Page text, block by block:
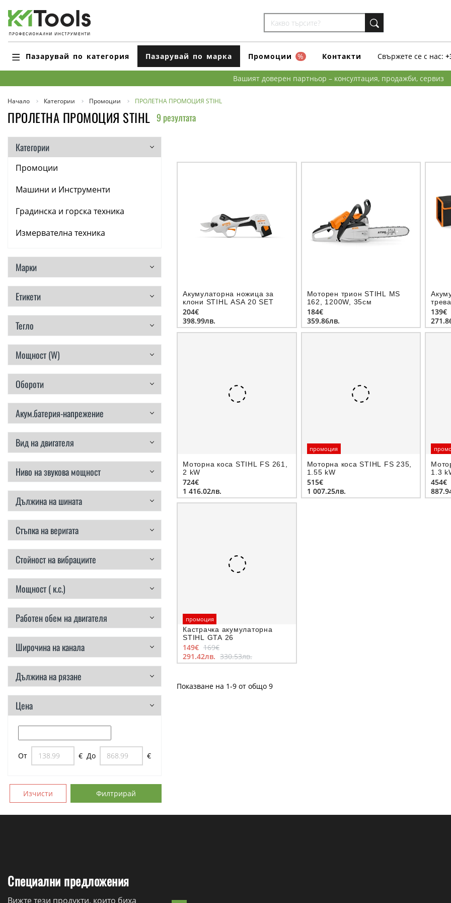
Пазарувай по категория Пазарувай по марка Промоции % Контакти Свържете се с нас:
Вашият доверен партньор – консултация, продажби, сервиз
Начало Категории Промоции ПРОЛЕТНА ПРОМОЦИЯ STIHL
ПРОЛЕТНА ПРОМОЦИЯ STIHL 9 резултата
Категории
Промоции
Машини и Инструменти
Градинска и горска техника
Измервателна техника
Аксесоари
Консумативи
Ръчни инструменти
Резервни части
Марки
Етикети
Тегло
Мощност (W)
Обороти
Акум.батерия-напрежение
Вид на двигателя
Ниво на звукова мощност
Дължина на шината
Стъпка на веригата
Стойност на вибрациите
Мощност ( к.с.)
Работен обем на двигателя
Широчина на канала
Дължина на рязане
Цена
От € До €
Изчисти Филтрирай
Акумулаторна ножица за
клони STIHL ASA 20 SET
204€
398.99лв.
Моторен трион STIHL MS
162, 1200W, 35см
184€
359.86лв.
една
10.8
139€
Моторна коса STIHL FS 261,
2 kW
724€
1 416.02лв.
промоция
Моторна коса STIHL FS 235,
1.55 kW
515€
1 007.25лв.
1.3
454€
промоция
Кастрачка акумулаторна
STIHL GTA 26
149€ 169€
291.42лв. 330.53лв.
Показване на 1-9 от общо 9
Специални предложения
Вижте тези продукти, които биха